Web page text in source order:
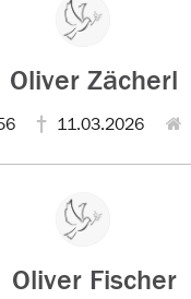
Oliver Zächerl
11.03.2026
Oliver Fischer